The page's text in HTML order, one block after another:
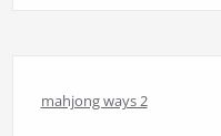
mahjong ways 2